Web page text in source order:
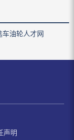
车油轮人才网
声明